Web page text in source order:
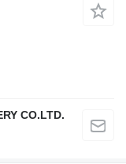
CO.LTD.